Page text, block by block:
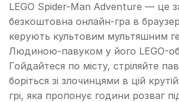
LEGO Spider-Man Adventure — це
безкоштовна онлайн-гра в
керують культовим мультяшним
Людиною-павуком у його LEGO-
Гойдайтеся по місту, стріляйте
боріться зі злочинцями в цій
грі, яка пропонує години розваг